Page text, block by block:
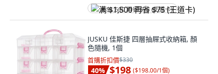
满 $1,500 再省 $75 (王道卡)
JUSKU 佳斯捷 四層抽屜式收納箱, 顏
色隨機, 1個
首購折扣價$330
40% $198 ($198.00/1個)